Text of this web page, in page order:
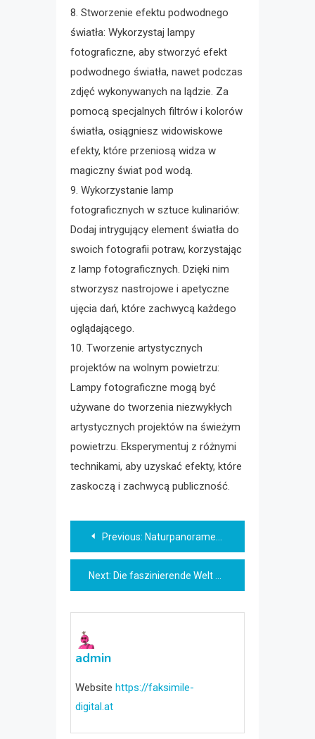
8. Stworzenie efektu podwodnego
światła: Wykorzystaj lampy
fotograficzne, aby stworzyć efekt
podwodnego światła, nawet podczas
zdjęć wykonywanych na lądzie. Za
pomocą specjalnych filtrów i kolorów
światła, osiągniesz widowiskowe
efekty, które przeniosą widza w
magiczny świat pod wodą.
9. Wykorzystanie lamp
fotograficznych w sztuce kulinariów:
Dodaj intrygujący element światła do
swoich fotografii potraw, korzystając
z lamp fotograficznych. Dzięki nim
stworzysz nastrojowe i apetyczne
ujęcia dań, które zachwycą każdego
oglądającego.
10. Tworzenie artystycznych
projektów na wolnym powietrzu:
Lampy fotograficzne mogą być
używane do tworzenia niezwykłych
artystycznych projektów na świeżym
powietrzu. Eksperymentuj z różnymi
technikami, aby uzyskać efekty, które
zaskoczą i zachwycą publiczność.
Beitragsnavigation
Previous: Naturpanoramen: Die faszinierende Vielfalt unserer natürlichen Umgebung
Next: Die faszinierende Welt der Tiere: Eine Naturdokumentation
admin
Website https://faksimile-
digital.at